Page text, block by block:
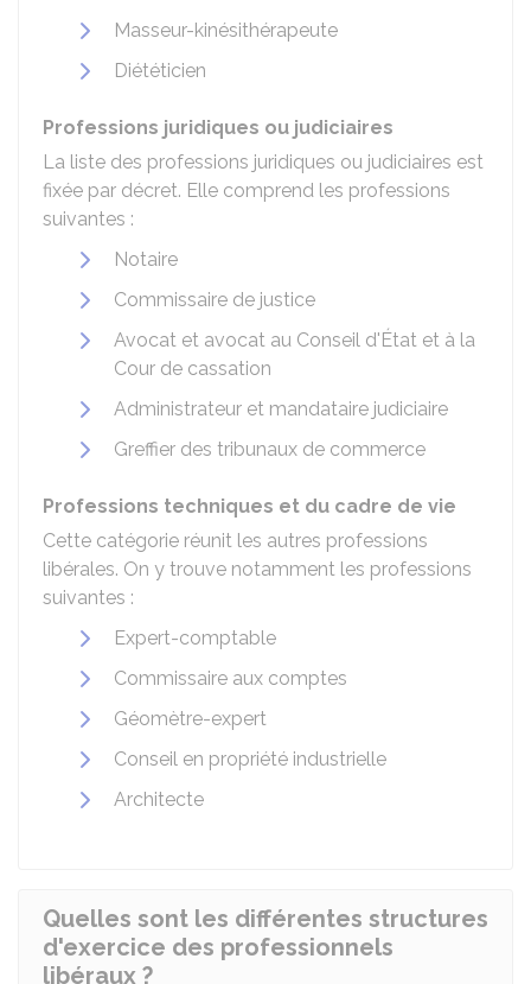
Masseur-kinésithérapeute
Diététicien
Professions juridiques ou judiciaires
La liste des professions juridiques ou judiciaires est
fixée par décret. Elle comprend les professions
suivantes :
Notaire
Commissaire de justice
Avocat et avocat au Conseil d'État et à la
Cour de cassation
Administrateur et mandataire judiciaire
Greffier des tribunaux de commerce
Professions techniques et du cadre de vie
Cette catégorie réunit les autres professions
libérales. On y trouve notamment les professions
suivantes :
Expert-comptable
Commissaire aux comptes
Géomètre-expert
Conseil en propriété industrielle
Architecte
Quelles sont les différentes structures
d'exercice des professionnels
libéraux ?